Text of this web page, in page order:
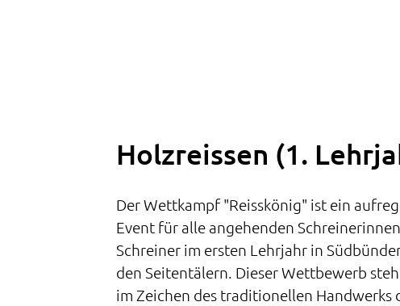
Holzreissen (1.
Der Wettkampf "Reisskönig" ist ein
Event für alle angehenden
Schreiner im ersten Lehrjahr in
den Seitentälern. Dieser Wettbewerb
im Zeichen des traditionellen Handwerks